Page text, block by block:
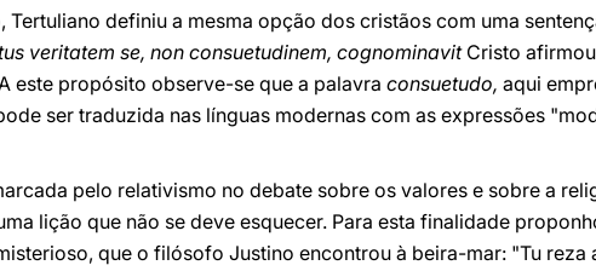
Tertuliano definiu a mesma opção dos cristãos com uma
veritatem se, non consuetudinem, cognominavitCristo
A este propósito observe-se que a palavra consuetudo, aqui
ser traduzida nas línguas modernas com as expressões
pelo relativismo no debate sobre os valores e sobre a
lição que não se deve esquecer. Para esta finalidade
que o filósofo Justino encontrou à beira-mar: "Tu reza